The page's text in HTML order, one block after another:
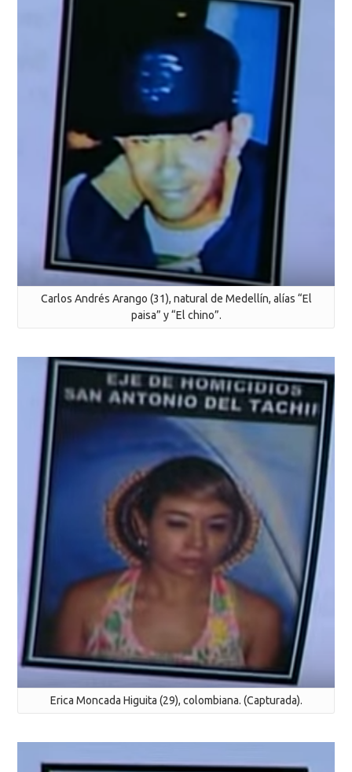
Carlos Andrés Arango (31), natural de Medellín, alías “El
paisa” y “El chino”.
Erica Moncada Higuita (29), colombiana. (Capturada).